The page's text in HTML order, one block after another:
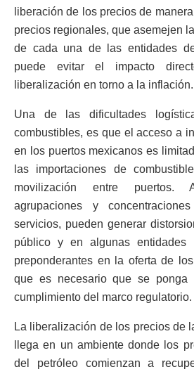
liberación de los precios de
precios regionales, que asemejen
de cada una de las entidades
puede evitar el impacto
liberalización en torno a la inflación.
Una de las dificultades
combustibles, es que el acceso a
en los puertos mexicanos es
las importaciones de
movilización entre puertos.
agrupaciones y
servicios, pueden generar
público y en algunas entidades
preponderantes en la oferta de
que es necesario que se ponga
cumplimiento del marco regulatorio.
La liberalización de los precios de
llega en un ambiente donde los
del petróleo comienzan a